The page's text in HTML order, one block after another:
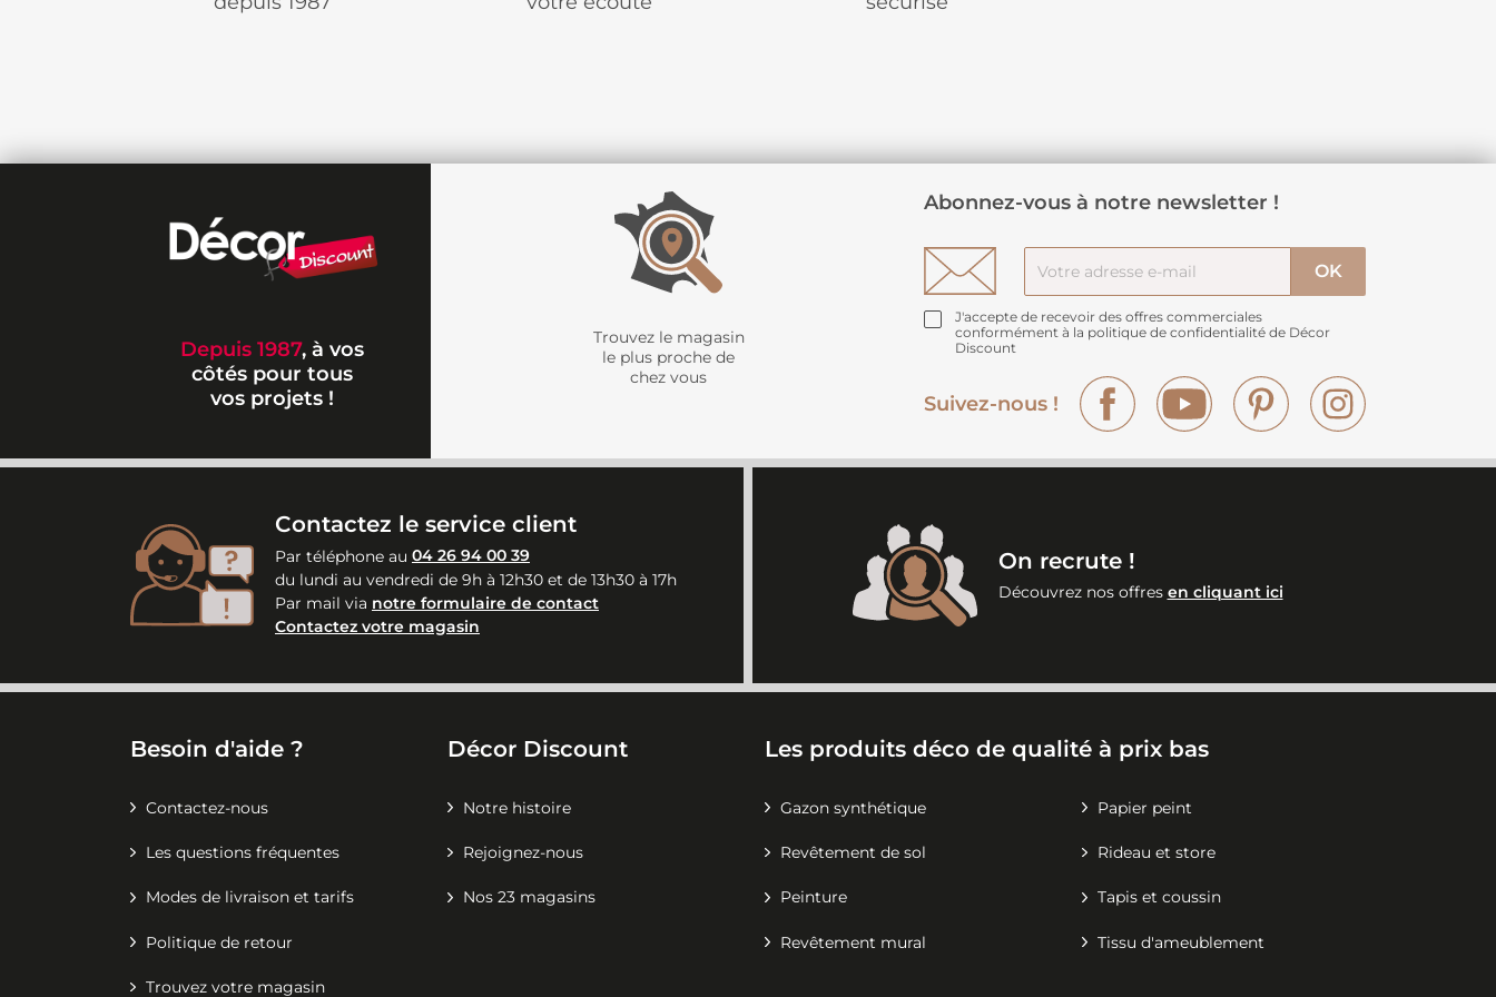
Depuis 1987, à vos
côtés pour tous
vos projets !
Trouvez le magasin
le plus proche de
chez vous
Abonnez-vous à notre newsletter !
J'accepte de recevoir des offres commerciales
conformément à la politique de confidentialité de Décor
Discount
Suivez-nous !
Facebook YouTube Pinterest
Contactez le service client
Par téléphone au 04 26 94 00 39
du lundi au vendredi de 9h à 12h30 et de 13h30 à 17h
Par mail via notre formulaire de contact
Contactez votre magasin
On recrute !
Découvrez nos offres en cliquant ici
Besoin d'aide ?
Contactez-nous
Les questions fréquentes
Modes de livraison et tarifs
Politique de retour
Trouvez votre magasin
Décor Discount
Notre histoire
Rejoignez-nous
Nos 23 magasins
Les produits déco de qualité à prix bas
Gazon synthétique Papier peint
Revêtement de sol Rideau et store
Peinture Tapis et coussin
Revêtement mural Tissu d'ameublement